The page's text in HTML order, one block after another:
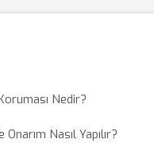
Nedir?
Nasıl Yapılır?